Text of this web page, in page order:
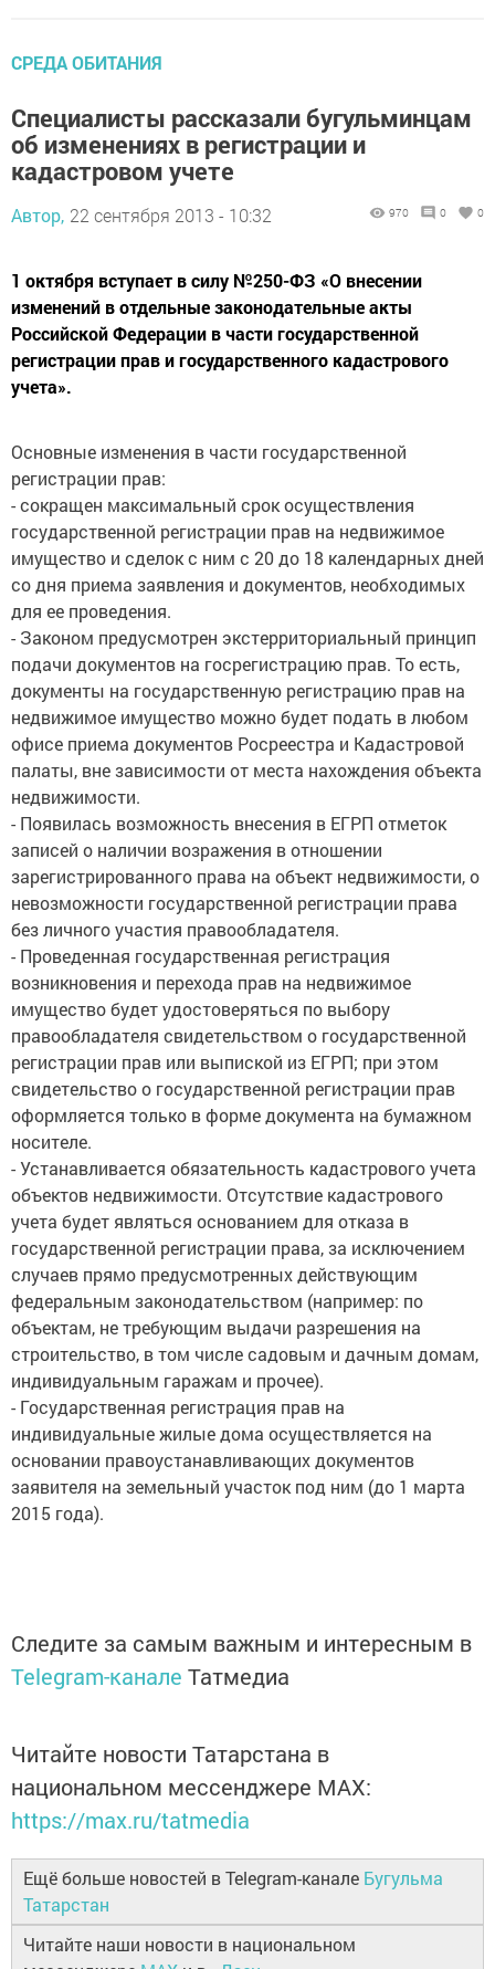
СРЕДА ОБИТАНИЯ
Специалисты рассказали бугульминцам
об изменениях в регистрации и
кадастровом учете
Автор, 22 сентября 2013 - 10:32 970 0 0
1 октября вступает в силу №250-ФЗ «О внесении
изменений в отдельные законодательные акты
Российской Федерации в части государственной
регистрации прав и государственного кадастрового
учета».
Основные изменения в части государственной
регистрации прав:
- сокращен максимальный срок осуществления
государственной регистрации прав на недвижимое
имущество и сделок с ним с 20 до 18 календарных дней
со дня приема заявления и документов, необходимых
для ее проведения.
- Законом предусмотрен экстерриториальный принцип
подачи документов на госрегистрацию прав. То есть,
документы на государственную регистрацию прав на
недвижимое имущество можно будет подать в любом
офисе приема документов Росреестра и Кадастровой
палаты, вне зависимости от места нахождения объекта
недвижимости.
- Появилась возможность внесения в ЕГРП отметок
записей о наличии возражения в отношении
зарегистрированного права на объект недвижимости, о
невозможности государственной регистрации права
без личного участия правообладателя.
- Проведенная государственная регистрация
возникновения и перехода прав на недвижимое
имущество будет удостоверяться по выбору
правообладателя свидетельством о государственной
регистрации прав или выпиской из ЕГРП; при этом
свидетельство о государственной регистрации прав
оформляется только в форме документа на бумажном
носителе.
- Устанавливается обязательность кадастрового учета
объектов недвижимости. Отсутствие кадастрового
учета будет являться основанием для отказа в
государственной регистрации права, за исключением
случаев прямо предусмотренных действующим
федеральным законодательством (например: по
объектам, не требующим выдачи разрешения на
строительство, в том числе садовым и дачным домам,
индивидуальным гаражам и прочее).
- Государственная регистрация прав на
индивидуальные жилые дома осуществляется на
основании правоустанавливающих документов
заявителя на земельный участок под ним (до 1 марта
2015 года).
Следите за самым важным и интересным в
Telegram-канале Татмедиа
Читайте новости Татарстана в
национальном мессенджере MАХ:
https://max.ru/tatmedia
Ещё больше новостей в Telegram-канале Бугульма
Татарстан
Читайте наши новости в национальном